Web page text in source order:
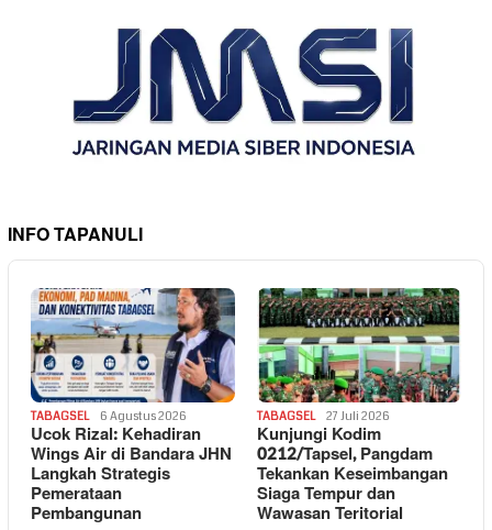
INFO TAPANULI
TABAGSEL 6 Agustus 2026
Ucok Rizal: Kehadiran
Wings Air di Bandara JHN
Langkah Strategis
Pemerataan
Pembangunan
TABAGSEL 27 Juli 2026
Kunjungi Kodim
0212/Tapsel, Pangdam
Tekankan Keseimbangan
Siaga Tempur dan
Wawasan Teritorial